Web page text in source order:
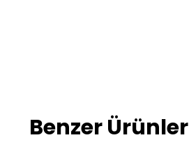
Benzer Ürünler